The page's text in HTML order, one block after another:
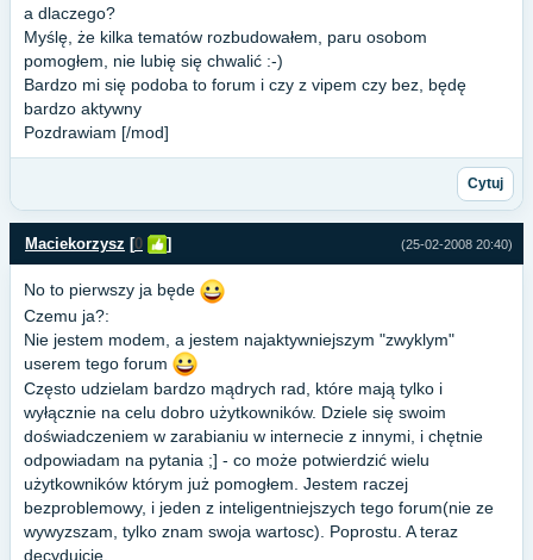
a dlaczego?
Myślę, że kilka tematów rozbudowałem, paru osobom
pomogłem, nie lubię się chwalić :-)
Bardzo mi się podoba to forum i czy z vipem czy bez, będę
bardzo aktywny
Pozdrawiam [/mod]
Cytuj
(25-02-2008 20:40)
Maciekorzysz [0 ]
No to pierwszy ja będe
Czemu ja?:
Nie jestem modem, a jestem najaktywniejszym "zwyklym"
userem tego forum
Często udzielam bardzo mądrych rad, które mają tylko i
wyłącznie na celu dobro użytkowników. Dziele się swoim
doświadczeniem w zarabianiu w internecie z innymi, i chętnie
odpowiadam na pytania ;] - co może potwierdzić wielu
użytkowników którym już pomogłem. Jestem raczej
bezproblemowy, i jeden z inteligentniejszych tego forum(nie ze
wywyzszam, tylko znam swoja wartosc). Poprostu. A teraz
decydujcie.